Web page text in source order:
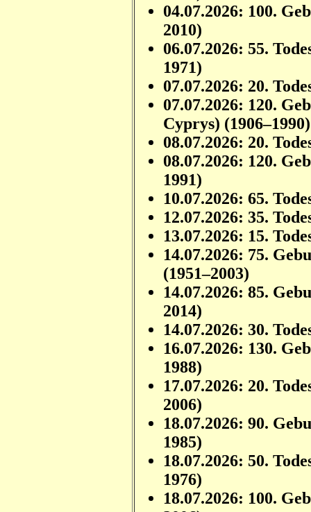
04.07.2026: 100.
2010)
06.07.2026: 55.
1971)
07.07.2026: 20.
07.07.2026: 120.
Cyprys) (1906–1990)
08.07.2026: 20.
08.07.2026: 120.
1991)
10.07.2026: 65.
12.07.2026: 35.
13.07.2026: 15.
14.07.2026: 75.
(1951–2003)
14.07.2026: 85.
2014)
14.07.2026: 30.
16.07.2026: 130.
1988)
17.07.2026: 20.
2006)
18.07.2026: 90.
1985)
18.07.2026: 50.
1976)
18.07.2026: 100.